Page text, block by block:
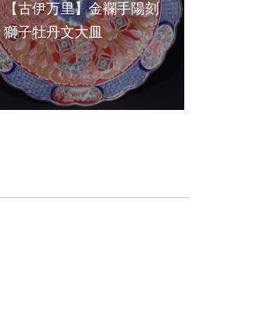
【古伊万里】金襴手陽刻
獅子牡丹文大皿